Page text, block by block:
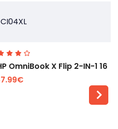
OmniBook X Flip 2-IN-1 16